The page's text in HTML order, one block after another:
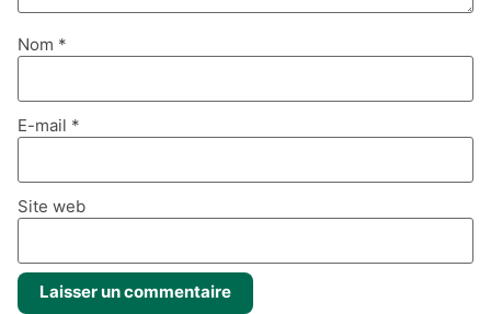
Nom *
E-mail *
Site web